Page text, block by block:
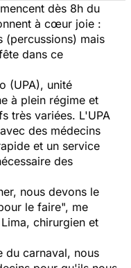
dès 8h du
à cœur joie :
(percussions) mais
dans ce
(UPA), unité
à plein régime et
très variées. L'UPA
des médecins
et un service
des
nous devons le
le faire", me
chirurgien et
du carnaval, nous